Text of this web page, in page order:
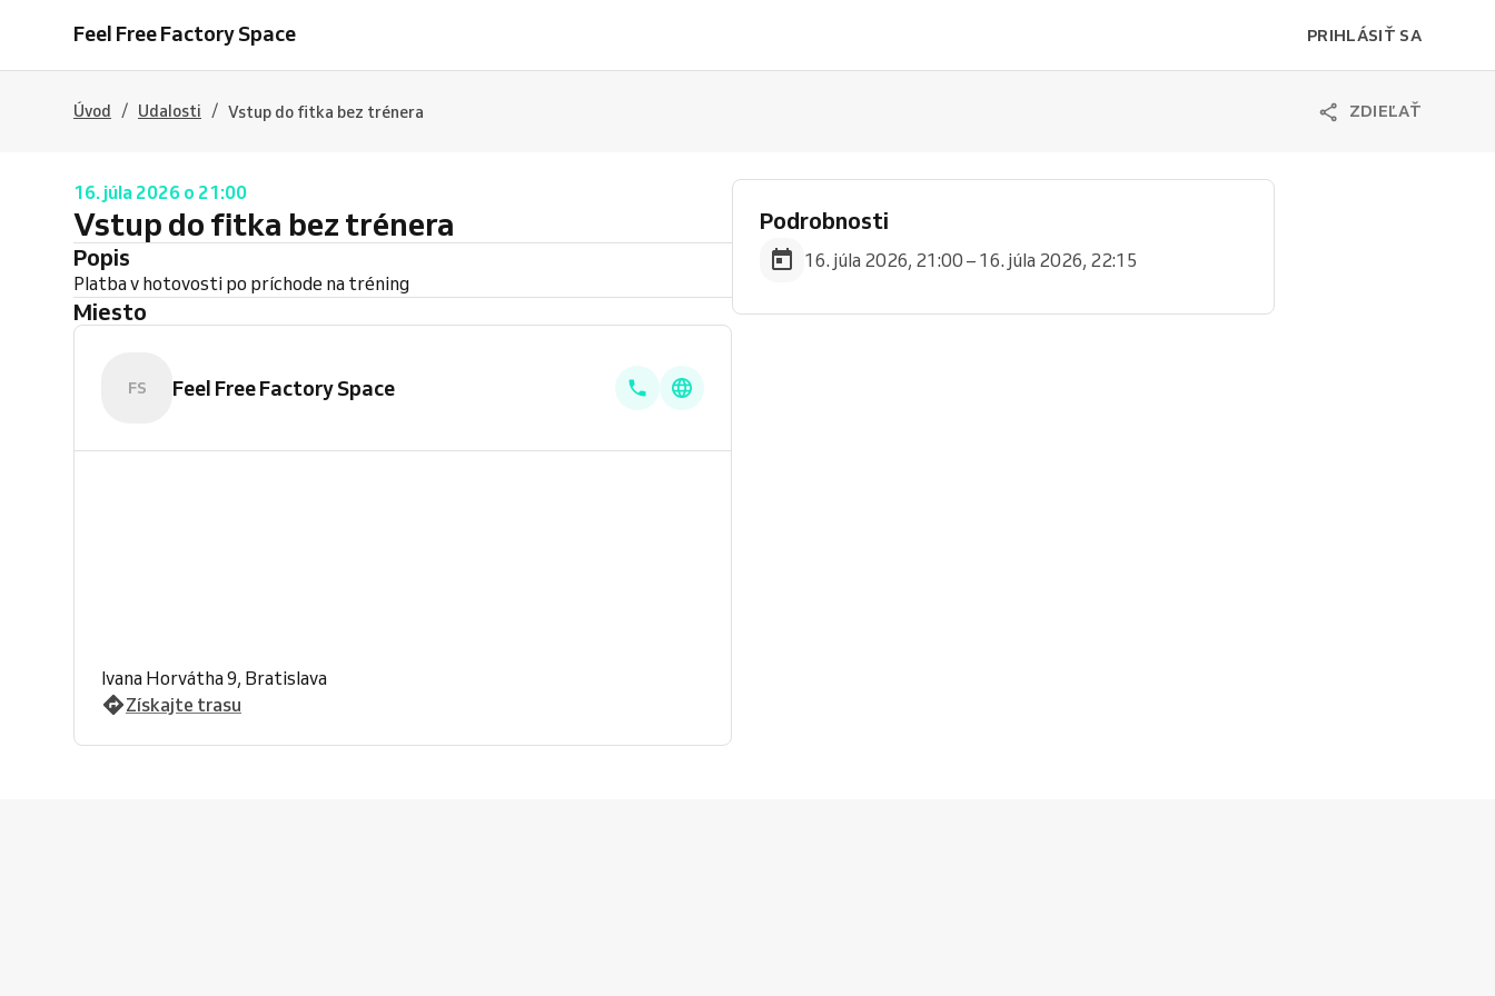
Feel Free Factory Space PRIHLÁSIŤ SA
Úvod / Udalosti / Vstup do fitka bez trénera ZDIEĽAŤ
16. júla 2026 o 21:00
Vstup do fitka bez trénera
Popis
Platba v hotovosti po príchode na tréning
Miesto
FS Feel Free Factory Space
Ivana Horvátha 9, Bratislava
Získajte trasu
Podrobnosti
16. júla 2026, 21:00 – 16. júla 2026, 22:15